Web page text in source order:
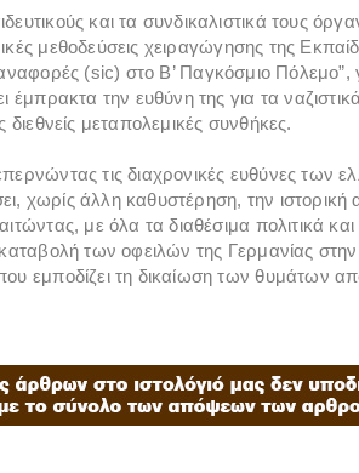
και τα συνδικαλιστικά τους
μεθοδεύσεις χειραγώγησης της
(sic) στο Β’ Παγκόσμιο Πόλεμο”,
έμπρακτα την ευθύνη της για τα
μεταπολεμικές συνθήκες.
τις διαχρονικές ευθύνες των
χωρίς άλλη καθυστέρηση, την
με όλα τα διαθέσιμα πολιτικά
καταβολή των οφειλών της Γερμανίας
εμποδίζει τη δικαίωση των θυμάτων